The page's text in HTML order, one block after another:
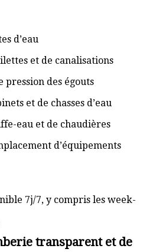
d’eau
et de canalisations
pression des égouts
et de chasses d’eau
eau et de chaudières
d’équipements
7j/7, y compris les week-
transparent et de